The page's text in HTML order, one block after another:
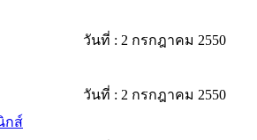
วันที่ : 2 กรกฎาคม 2550
วันที่ : 2 กรกฎาคม 2550
กส์